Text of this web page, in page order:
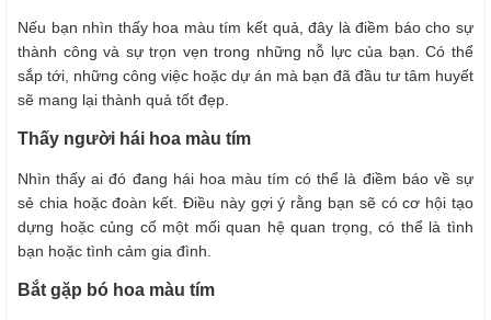
Nếu bạn nhìn thấy hoa màu tím kết quả, đây là điềm báo cho sự
thành công và sự trọn vẹn trong những nỗ lực của bạn. Có thể
sắp tới, những công việc hoặc dự án mà bạn đã đầu tư tâm huyết
sẽ mang lại thành quả tốt đẹp.
Thấy người hái hoa màu tím
Nhìn thấy ai đó đang hái hoa màu tím có thể là điềm báo về sự
sẻ chia hoặc đoàn kết. Điều này gợi ý rằng bạn sẽ có cơ hội tạo
dựng hoặc củng cố một mối quan hệ quan trọng, có thể là tình
bạn hoặc tình cảm gia đình.
Bắt gặp bó hoa màu tím